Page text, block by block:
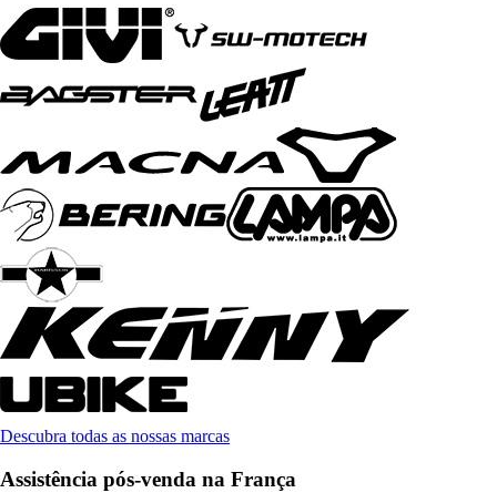
Descubra todas as nossas marcas
Assistência pós-venda na França